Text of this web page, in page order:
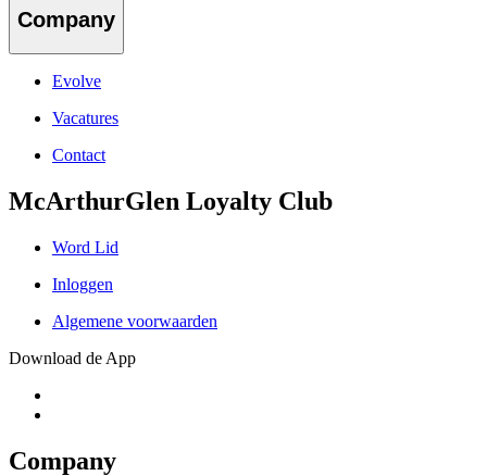
Company
Evolve
Vacatures
Contact
McArthurGlen Loyalty Club
Word Lid
Inloggen
Algemene voorwaarden
Download de App
Company